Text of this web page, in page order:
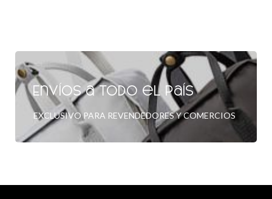
Envíos a todo el país
EXCLUSIVO PARA REVENDEDORES Y COMERCIOS